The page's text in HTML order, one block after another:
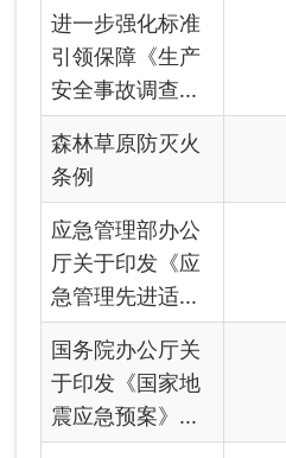
国务院办公厅关
于印发《国家地
震应急预案》...
安全生产考试机
构和考试点管理
规定
关于印发《安全
生产责任保险实
施办法》的通...
中共中央办公厅
国务院办公厅印
发《安全生产...
应急管理部关于
印发《应急管理